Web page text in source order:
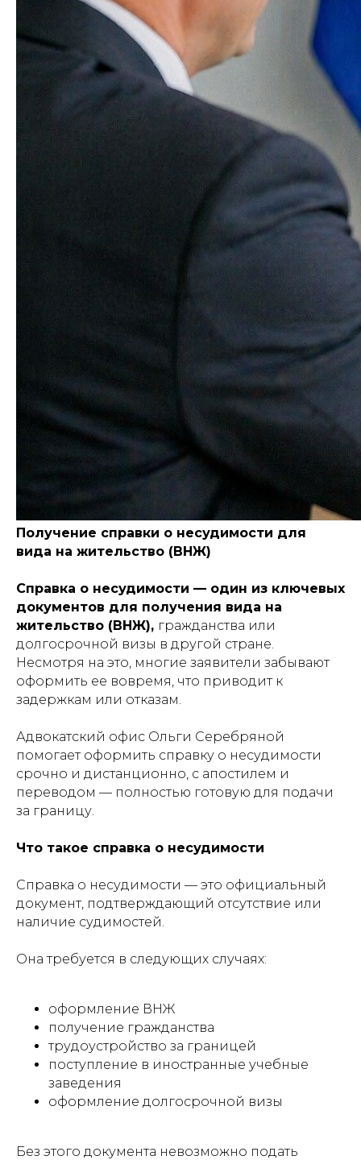
Получение справки о несудимости для
вида на жительство (ВНЖ)
Справка о несудимости — один из ключевых
документов для получения вида на
жительство (ВНЖ), гражданства или
долгосрочной визы в другой стране.
Несмотря на это, многие заявители забывают
оформить ее вовремя, что приводит к
задержкам или отказам.
Адвокатский офис Ольги Серебряной
помогает оформить справку о несудимости
срочно и дистанционно, с апостилем и
переводом — полностью готовую для подачи
за границу.
Что такое справка о несудимости
Справка о несудимости — это официальный
документ, подтверждающий отсутствие или
наличие судимостей.
Она требуется в следующих случаях:
оформление ВНЖ
получение гражданства
трудоустройство за границей
поступление в иностранные учебные
заведения
оформление долгосрочной визы
Без этого документа невозможно подать